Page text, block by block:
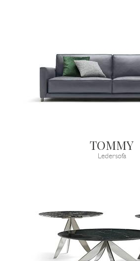
TOMMY
Ledersofa